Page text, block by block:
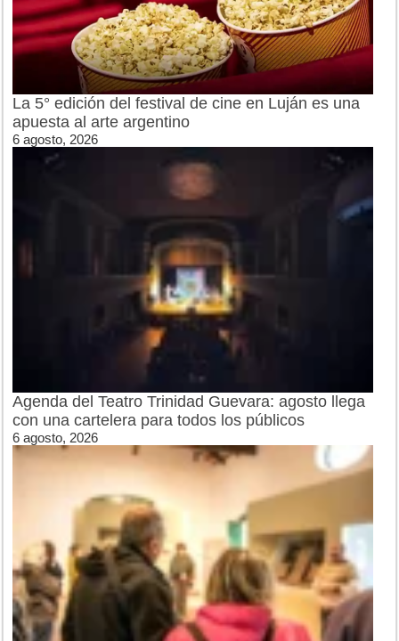
La 5° edición del festival de cine en Luján es una
apuesta al arte argentino
6 agosto, 2026
Agenda del Teatro Trinidad Guevara: agosto llega
con una cartelera para todos los públicos
6 agosto, 2026